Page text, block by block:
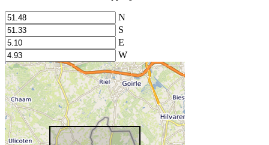
N
S
E
W